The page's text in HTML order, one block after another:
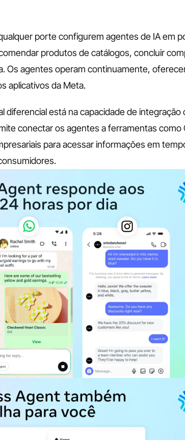
porte configurem agentes de IA em
produtos de catálogos, concluir
Os agentes operam continuamente,
aplicativos da Meta.
diferencial está na capacidade de integração
conectar os agentes a ferramentas como
para acessar informações em